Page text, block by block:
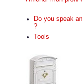
Do you speak
?
Tools